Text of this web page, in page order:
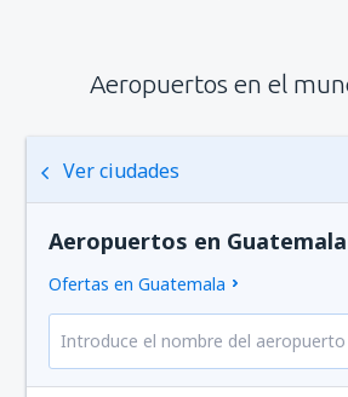
Aeropuertos en el
Ver ciudades
Aeropuertos en Guatemala
Ofertas en Guatemala